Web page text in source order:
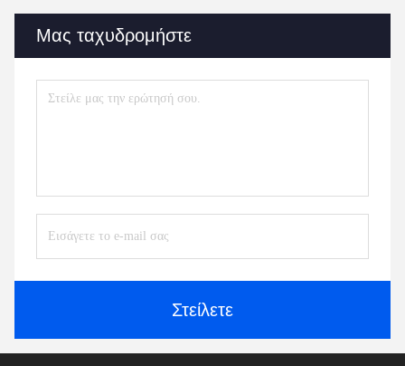
Μας ταχυδρομήστε
Στείλετε